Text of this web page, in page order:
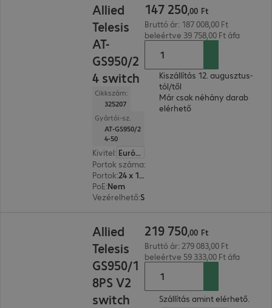
Allied
Telesis
AT-
GS950/2
4 switch
Cikkszám:
325207
Gyártói-sz.
AT-GS950/2
4-50
Kivitel:
Európa
Portok száma:
Portok:
24 x 10/100/1000 RJ45
PoE:Nem
Vezérelhető:
147 250,00 Ft
Bruttó ár: 187 008,00 Ft
beleértve 39 758,00 Ft áfa
Kiszállítás 12. augusztus-
tól/től
Már csak néhány darab
elérhető
Allied
Telesis
GS950/1
8PS V2
switch
219 750,00 Ft
Bruttó ár: 279 083,00 Ft
beleértve 59 333,00 Ft áfa
Szállítás amint elérhető.